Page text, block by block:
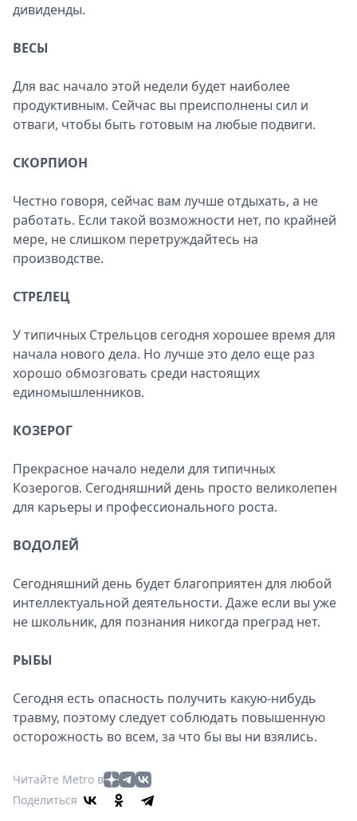
дивиденды.
ВЕСЫ
Для вас начало этой недели будет наиболее
продуктивным. Сейчас вы преисполнены сил и
отваги, чтобы быть готовым на любые подвиги.
СКОРПИОН
Честно говоря, сейчас вам лучше отдыхать, а не
работать. Если такой возможности нет, по крайней
мере, не слишком перетруждайтесь на
производстве.
СТРЕЛЕЦ
У типичных Стрельцов сегодня хорошее время для
начала нового дела. Но лучше это дело еще раз
хорошо обмозговать среди настоящих
единомышленников.
КОЗЕРОГ
Прекрасное начало недели для типичных
Козерогов. Сегодняшний день просто великолепен
для карьеры и профессионального роста.
ВОДОЛЕЙ
Сегодняшний день будет благоприятен для любой
интеллектуальной деятельности. Даже если вы уже
не школьник, для познания никогда преград нет.
РЫБЫ
Сегодня есть опасность получить какую-нибудь
травму, поэтому следует соблюдать повышенную
осторожность во всем, за что бы вы ни взялись.
Читайте Metro в
Поделиться